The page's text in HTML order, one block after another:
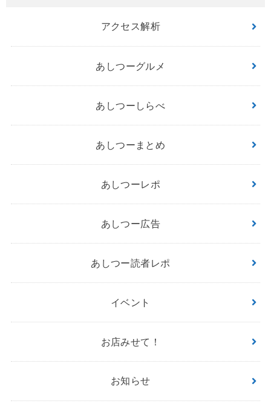
アクセス解析
あしつーグルメ
あしつーしらべ
あしつーまとめ
あしつーレポ
あしつー広告
あしつー読者レポ
イベント
お店みせて！
お知らせ